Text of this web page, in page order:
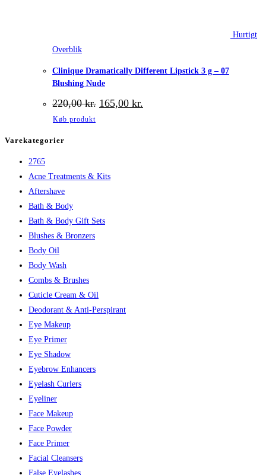
Hurtigt
Overblik
Clinique Dramatically Different Lipstick 3 g – 07
Blushing Nude
220,00kr. Den
oprindelige
165,00 kr.
aktuelle
Køb produkt
Varekategorier
2765
Acne Treatments & Kits
Aftershave
Bath & Body
Bath & Body Gift Sets
Blushes & Bronzers
Body Oil
Body Wash
Combs & Brushes
Cuticle Cream & Oil
Deodorant & Anti-Perspirant
Eye Makeup
Eye Primer
Eye Shadow
Eyebrow Enhancers
Eyelash Curlers
Eyeliner
Face Makeup
Face Powder
Face Primer
Facial Cleansers
False Eyelashes